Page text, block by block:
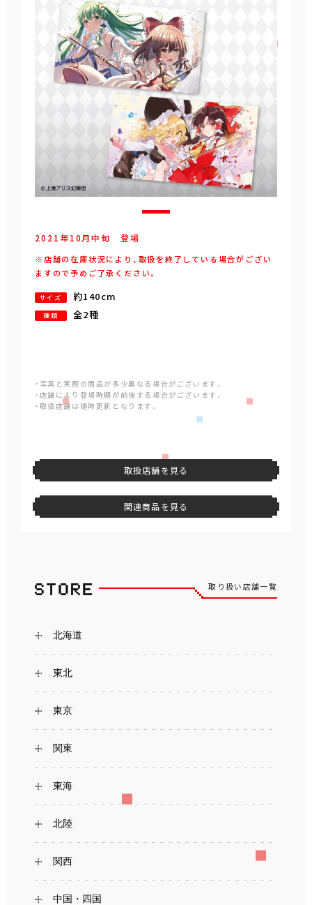
2021年10月中旬 登場
※店舗の在庫状況により、取扱を終了している場合がござい
ますので予めご了承ください。
サイズ 約140cm
種類 全2種
・写真と実際の商品が多少異なる場合がございます。
・店舗により登場時期が前後する場合がございます。
・取扱店舗は随時更新となります。
取扱店舗を見る
関連商品を見る
取り扱い店舗一覧
北海道
東北
東京
関東
東海
北陸
関西
中国・四国